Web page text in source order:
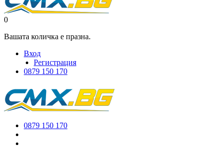
0
Вашата количка е празна.
Вход
Регистрация
0879 150 170
0879 150 170